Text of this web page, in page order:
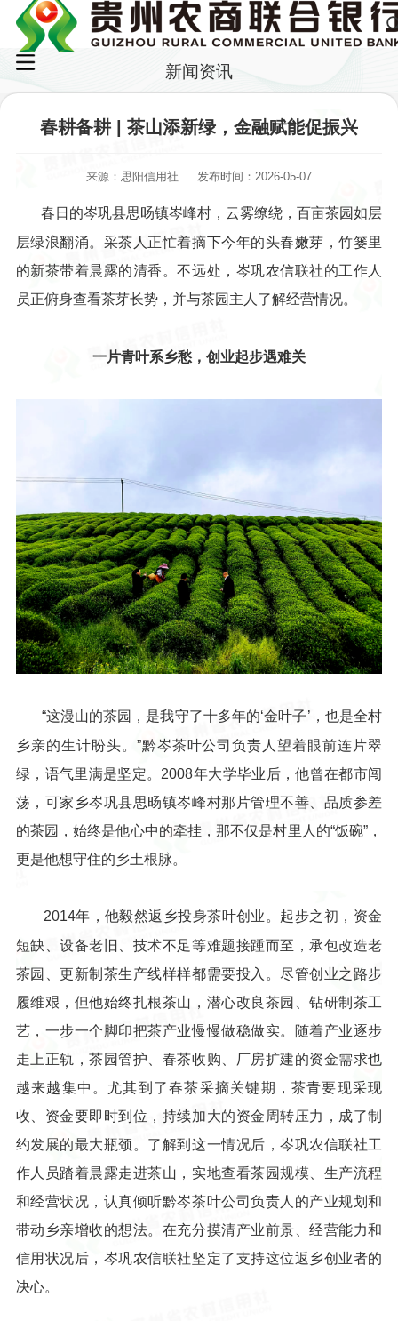
新闻资讯
春耕备耕 | 茶山添新绿，金融赋能促振兴
来源：思阳信用社 发布时间：2026-05-07
春日的岑巩县思旸镇岑峰村，云雾缭绕，百亩茶园如层
层绿浪翻涌。采茶人正忙着摘下今年的头春嫩芽，竹篓里
的新茶带着晨露的清香。不远处，岑巩农信联社的工作人
员正俯身查看茶芽长势，并与茶园主人了解经营情况。
一片青叶系乡愁，创业起步遇难关
“这漫山的茶园，是我守了十多年的‘金叶子’，也是全村
乡亲的生计盼头。”黔岑茶叶公司负责人望着眼前连片翠
绿，语气里满是坚定。2008年大学毕业后，他曾在都市闯
荡，可家乡岑巩县思旸镇岑峰村那片管理不善、品质参差
的茶园，始终是他心中的牵挂，那不仅是村里人的“饭碗”，
更是他想守住的乡土根脉。
2014年，他毅然返乡投身茶叶创业。起步之初，资金
短缺、设备老旧、技术不足等难题接踵而至，承包改造老
茶园、更新制茶生产线样样都需要投入。尽管创业之路步
履维艰，但他始终扎根茶山，潜心改良茶园、钻研制茶工
艺，一步一个脚印把茶产业慢慢做稳做实。随着产业逐步
走上正轨，茶园管护、春茶收购、厂房扩建的资金需求也
越来越集中。尤其到了春茶采摘关键期，茶青要现采现
收、资金要即时到位，持续加大的资金周转压力，成了制
约发展的最大瓶颈。了解到这一情况后，岑巩农信联社工
作人员踏着晨露走进茶山，实地查看茶园规模、生产流程
和经营状况，认真倾听黔岑茶叶公司负责人的产业规划和
带动乡亲增收的想法。在充分摸清产业前景、经营能力和
信用状况后，岑巩农信联社坚定了支持这位返乡创业者的
决心。